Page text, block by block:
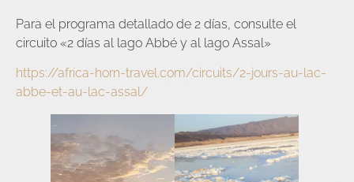
Para el programa detallado de 2 días, consulte el
circuito «2 días al lago Abbé y al lago Assal»
https://africa-horn-travel.com/circuits/2-jours-au-lac-
abbe-et-au-lac-assal/